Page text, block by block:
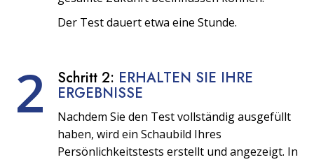
Der Test dauert etwa eine Stunde.
2 Schritt 2: ERHALTEN SIE IHRE
ERGEBNISSE
Nachdem Sie den Test vollständig ausgefüllt
haben, wird ein Schaubild Ihres
Persönlichkeitstests erstellt und angezeigt. In